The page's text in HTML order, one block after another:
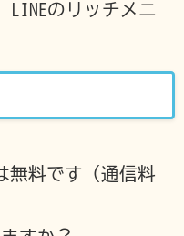
のリッチメニ
料です（通信料